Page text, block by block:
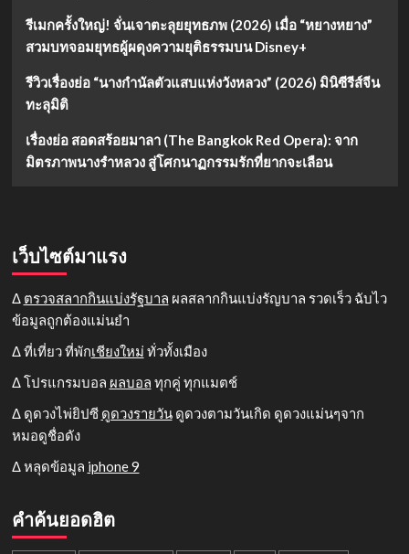
รีเมกครั้งใหญ่! จั่นเจาตะลุยยุทธภพ (2026) เมื่อ “หยางหยาง”
สวมบทจอมยุทธผู้ผดุงความยุติธรรมบน Disney+
รีวิวเรื่องย่อ “นางกำนัลตัวแสบแห่งวังหลวง” (2026) มินิซีรีส์จีน
ทะลุมิติ
เรื่องย่อ สอดสร้อยมาลา (The Bangkok Red Opera): จาก
มิตรภาพนางรำหลวง สู่โศกนาฏกรรมรักที่ยากจะเลือน
เว็บไซต์มาแรง
Δ ตรวจสลากกินแบ่งรัฐบาล ผลสลากกินแบ่งรัญบาล รวดเร็ว ฉับไว
ข้อมูลถูกต้องแม่นยำ
Δ ที่เที่ยว ที่พักเชียงใหม่ ทั่วทั้งเมือง
Δ โปรแกรมบอล ผลบอล ทุกคู่ ทุกแมตช์
Δ ดูดวงไพ่ยิปซี ดูดวงรายวันดูดวงตามวันเกิด ดูดวงแม่นๆจาก
หมอดูชื่อดัง
Δ หลุดข้อมูล iphone 9
คำค้นยอดฮิต